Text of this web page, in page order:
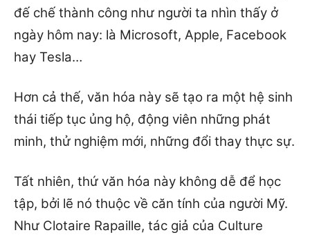
đế chế thành công như người ta nhìn thấy ở
ngày hôm nay: là Microsoft, Apple, Facebook
hay Tesla…
Hơn cả thế, văn hóa này sẽ tạo ra một hệ sinh
thái tiếp tục ủng hộ, động viên những phát
minh, thử nghiệm mới, những đổi thay thực sự.
Tất nhiên, thứ văn hóa này không dễ để học
tập, bởi lẽ nó thuộc về căn tính của người Mỹ.
Như Clotaire Rapaille, tác giả của Culture